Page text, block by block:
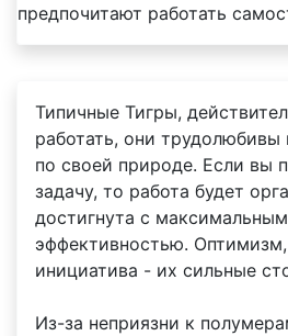
предпочитают работать
Типичные Тигры,
работать, они трудолюбивы
по своей природе. Если вы
задачу, то работа будет
достигнута с
эффективностью.
инициатива - их сильные
Из-за неприязни к